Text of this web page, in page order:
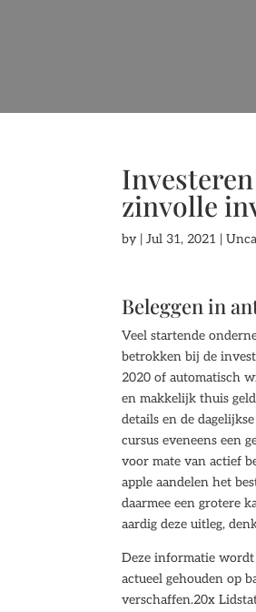
zinvolle
by |Jul 31, 2021 |
Beleggen in
Veel startende
betrokken bij de
2020 of automatisch
en makkelijk thuis
details en de
cursus eveneens een
voor mate van actief
apple aandelen het
daarmee een grotere
aardig deze uitleg,
Deze informatie wordt
actueel gehouden op
verschaffen.20x